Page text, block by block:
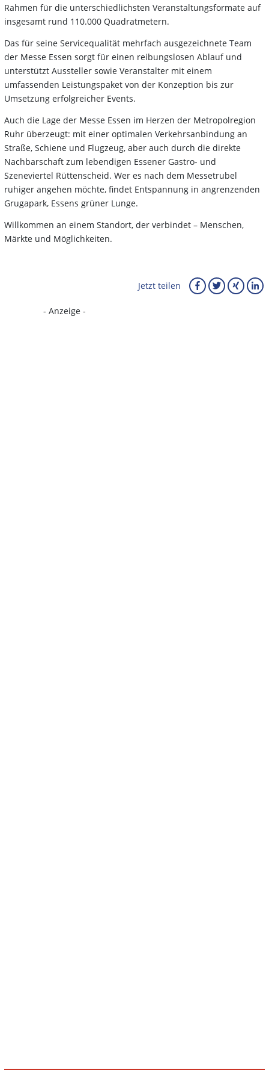
Rahmen für die unterschiedlichsten Veranstaltungsformate auf
insgesamt rund 110.000 Quadratmetern.
Das für seine Servicequalität mehrfach ausgezeichnete Team
der Messe Essen sorgt für einen reibungslosen Ablauf und
unterstützt Aussteller sowie Veranstalter mit einem
umfassenden Leistungspaket von der Konzeption bis zur
Umsetzung erfolgreicher Events.
Auch die Lage der Messe Essen im Herzen der Metropolregion
Ruhr überzeugt: mit einer optimalen Verkehrsanbindung an
Straße, Schiene und Flugzeug, aber auch durch die direkte
Nachbarschaft zum lebendigen Essener Gastro- und
Szeneviertel Rüttenscheid. Wer es nach dem Messetrubel
ruhiger angehen möchte, findet Entspannung in angrenzenden
Grugapark, Essens grüner Lunge.
Willkommen an einem Standort, der verbindet – Menschen,
Märkte und Möglichkeiten.
Jetzt teilen
- Anzeige -